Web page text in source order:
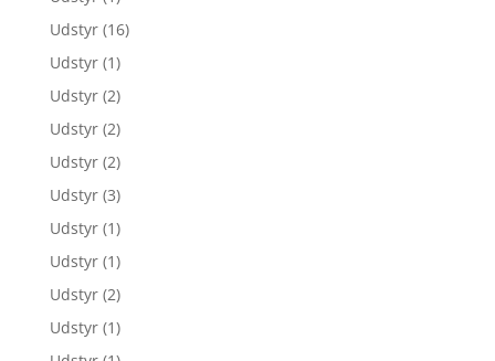
Udstyr (16)
Udstyr (1)
Udstyr (2)
Udstyr (2)
Udstyr (2)
Udstyr (3)
Udstyr (1)
Udstyr (1)
Udstyr (2)
Udstyr (1)